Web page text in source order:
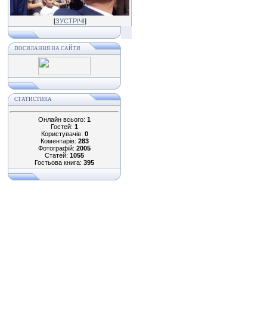
[ЗУСТРІЧІ]
ПОСИЛАННЯ НА САЙТИ
СТАТИСТИКА
Онлайн всього: 1
Гостей: 1
Користувачів: 0
Коментарів: 283
Фотографій: 2005
Статей: 1055
Гостьова книга: 395